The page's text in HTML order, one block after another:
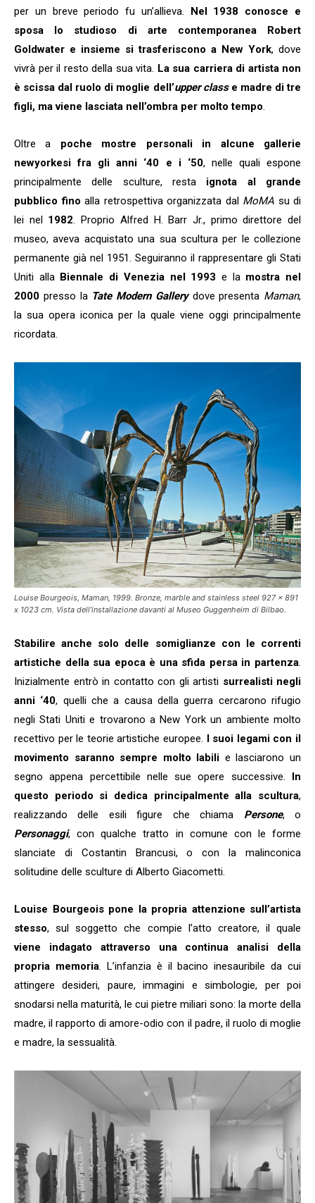
per un breve periodo fu un’allieva.
Nel 1938 conosce e
sposa lo studioso di arte contemporanea Robert
Goldwater e insieme si trasferiscono a New York, dove
vivrà per il resto della sua vita. La sua carriera di artista non
è scissa dal ruolo di moglie dell’upper classe madre di tre
figli, ma viene lasciata nell’ombra per molto tempo.
Oltre a poche mostre personali in alcune gallerie
newyorkesi fra gli anni ‘40 e i ‘50, nelle quali espone
principalmente delle sculture, resta ignota al grande
pubblico fino alla retrospettiva organizzata dal MoMA su di
lei nel 1982. Proprio Alfred H. Barr Jr., primo direttore del
museo, aveva acquistato una sua scultura per le collezione
permanente già nel 1951. Seguiranno il rappresentare gli Stati
Uniti allaBiennale di Venezia nel 1993 e la mostra nel
2000 presso la Tate Modern Gallerydove presenta Maman,
la sua opera iconica per la quale viene oggi principalmente
ricordata.
Louise Bourgeois, Maman, 1999. Bronze, marble and stainless steel 927 x 891
x 1023 cm. Vista dell’installazione davanti al Museo Guggenheim di Bilbao.
Stabilire anche solo delle somiglianze con le correnti
artistiche della sua epoca è una sfida persa in partenza.
Inizialmente entrò in contatto con gli artisti surrealisti negli
anni ‘40, quelli che a causa della guerra cercarono rifugio
negli Stati Uniti e trovarono a New York un ambiente molto
recettivo per le teorie artistiche europee. I suoi legami con il
movimento saranno sempre molto labili e lasciarono un
segno appena percettibile nelle sue opere successive. In
questo periodo si dedica principalmente alla scultura,
realizzando delle esili figure che chiama
Persone, o
Personaggi, con qualche tratto in comune con le forme
slanciate di Costantin Brancusi, o con la malinconica
solitudine delle sculture di Alberto Giacometti.
Louise Bourgeois pone la propria attenzione sull’artista
stesso, sul soggetto che compie l’atto creatore, il quale
viene indagato attraverso una continua analisi della
propria memoria. L’infanzia è il bacino inesauribile da cui
attingere desideri, paure, immagini e simbologie, per poi
snodarsi nella maturità, le cui pietre miliari sono: la morte della
madre, il rapporto di amore-odio con il padre, il ruolo di moglie
e madre, la sessualità.